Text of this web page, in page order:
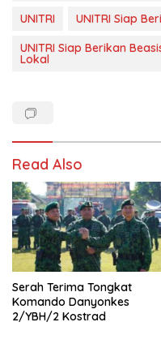
UNITRI
UNITRI Siap
UNITRI Siap Berikan
Lokal
Read Also
Serah Terima Tongkat
Komando Danyonkes
2/YBH/2 Kostrad